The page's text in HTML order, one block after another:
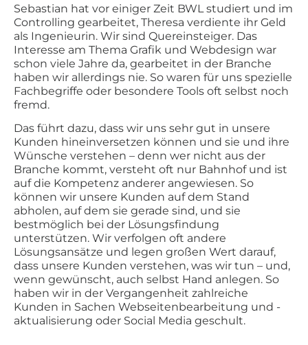
Sebastian hat vor einiger Zeit BWL studiert und im
Controlling gearbeitet, Theresa verdiente ihr Geld
als Ingenieurin. Wir sind Quereinsteiger. Das
Interesse am Thema Grafik und Webdesign war
schon viele Jahre da, gearbeitet in der Branche
haben wir allerdings nie. So waren für uns spezielle
Fachbegriffe oder besondere Tools oft selbst noch
fremd.
Das führt dazu, dass wir uns sehr gut in unsere
Kunden hineinversetzen können und sie und ihre
Wünsche verstehen – denn wer nicht aus der
Branche kommt, versteht oft nur Bahnhof und ist
auf die Kompetenz anderer angewiesen. So
können wir unsere Kunden auf dem Stand
abholen, auf dem sie gerade sind, und sie
bestmöglich bei der Lösungsfindung
unterstützen. Wir verfolgen oft andere
Lösungsansätze und legen großen Wert darauf,
dass unsere Kunden verstehen, was wir tun – und,
wenn gewünscht, auch selbst Hand anlegen. So
haben wir in der Vergangenheit zahlreiche
Kunden in Sachen Webseitenbearbeitung und -
aktualisierung oder Social Media geschult.